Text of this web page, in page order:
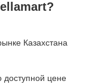
Казахстана
доступной цене